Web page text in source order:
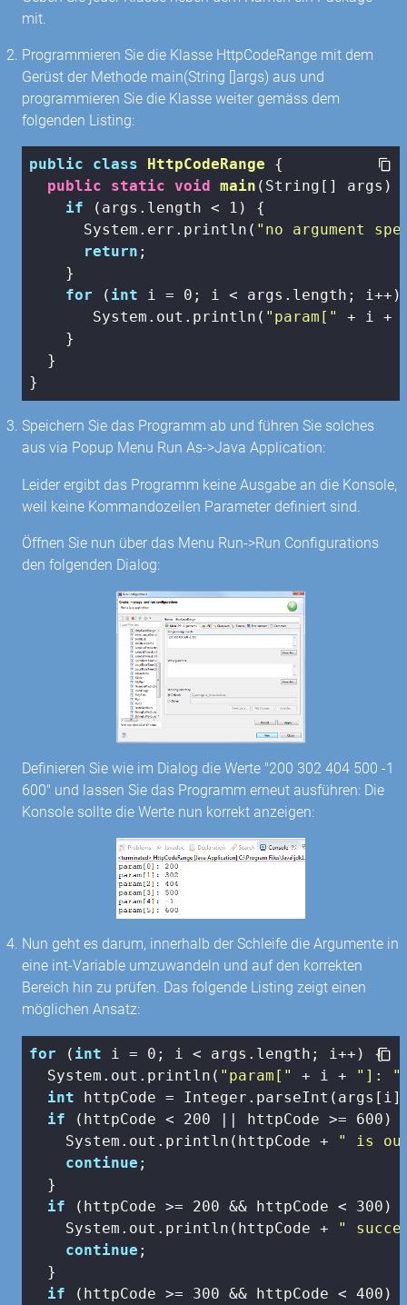
mit.
Programmieren Sie die Klasse HttpCodeRange mit dem
Gerüst der Methode main(String []args) aus und
programmieren Sie die Klasse weiter gemäss dem
folgenden Listing:
public class HttpCodeRange
{
public
static void main (String[] args)
if (args.length < 1 ) {
      System.err.println(
"no argument
return ;
    }
for ( int i = 0 ; i < args.length;
       System.out.println(
"param[" + i +
    }
  }
}
Speichern Sie das Programm ab und führen Sie solches
aus via Popup Menu Run As->Java Application:
Leider ergibt das Programm keine Ausgabe an die Konsole,
weil keine Kommandozeilen Parameter definiert sind.
Öffnen Sie nun über das Menu Run->Run Configurations
den folgenden Dialog:
Definieren Sie wie im Dialog die Werte "200 302 404 500 -1
600" und lassen Sie das Programm erneut ausführen: Die
Konsole sollte die Werte nun korrekt anzeigen:
Nun geht es darum, innerhalb der Schleife die Argumente in
eine int-Variable umzuwandeln und auf den korrekten
Bereich hin zu prüfen. Das folgende Listing zeigt einen
möglichen Ansatz:
for ( int i = 0 ; i < args.length; i++) {
  System.out.println(
"param[" + i + "]: "
int httpCode =
if (httpCode < 200 || httpCode >= 600 )
    System.out.println(httpCode +
" is
continue ;
  }
if (httpCode >= 200 && httpCode < 300 )
    System.out.println(httpCode +
"
continue ;
  }
if (httpCode >= 300 && httpCode < 400 )